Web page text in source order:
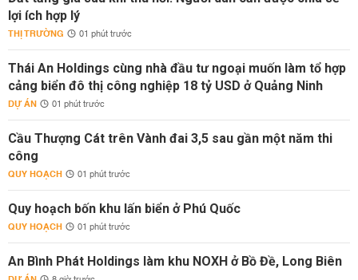
lợi ích hợp lý
THỊ TRƯỜNG 01 phút trước
Thái An Holdings cùng nhà đầu tư ngoại muốn làm tổ hợp
cảng biển đô thị công nghiệp 18 tỷ USD ở Quảng Ninh
DỰ ÁN 01 phút trước
Cầu Thượng Cát trên Vành đai 3,5 sau gần một năm thi
công
QUY HOẠCH 01 phút trước
Quy hoạch bốn khu lấn biển ở Phú Quốc
QUY HOẠCH 01 phút trước
An Bình Phát Holdings làm khu NOXH ở Bồ Đề, Long Biên